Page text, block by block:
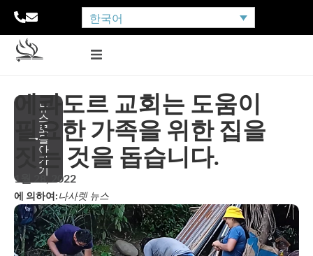
한국어
뉴
스
로
돌
아
가
기
에콰도르 교회는 도움이
필요한 가족을 위한 집을
짓는 것을 돕습니다.
1월 28, 2022
에 의하여:나사렛 뉴스